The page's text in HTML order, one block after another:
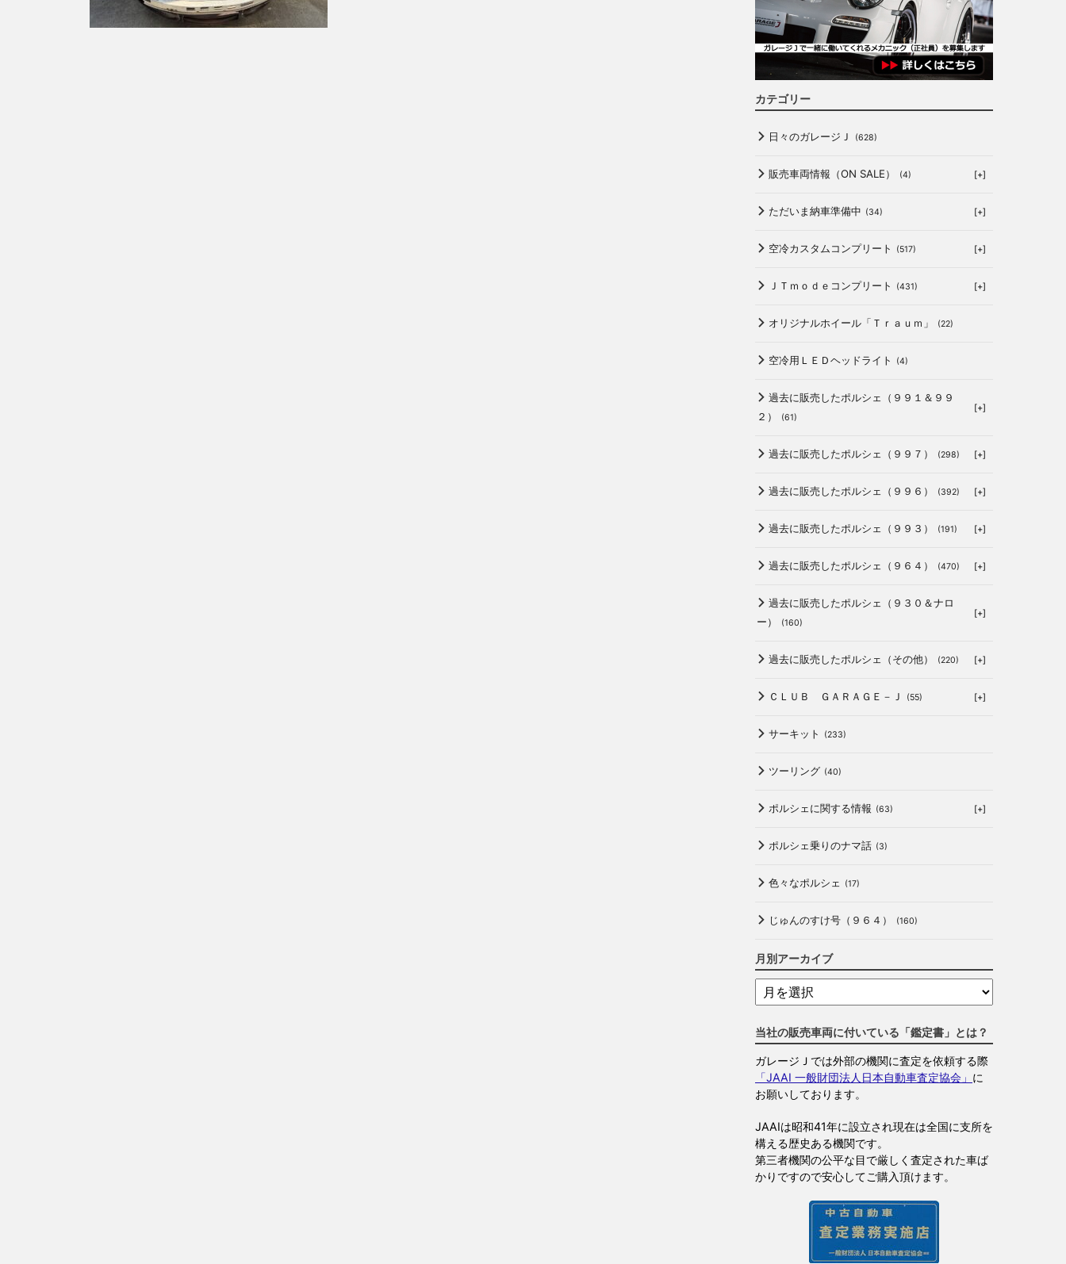
カテゴリー
日々のガレージＪ (628)
販売車両情報（ON SALE） (4) [+]
ただいま納車準備中 (34) [+]
空冷カスタムコンプリート (517) [+]
ＪＴｍｏｄｅコンプリート (431) [+]
オリジナルホイール「Ｔｒａｕｍ」 (22)
空冷用ＬＥＤヘッドライト (4)
過去に販売したポルシェ（９９１＆９９
２）
(61)
[+]
過去に販売したポルシェ（９９７） (298) [+]
過去に販売したポルシェ（９９６） (392) [+]
過去に販売したポルシェ（９９３） (191) [+]
過去に販売したポルシェ（９６４） (470) [+]
過去に販売したポルシェ（９３０＆ナロ
ー）
(160)
[+]
過去に販売したポルシェ（その他） (220) [+]
ＣＬＵＢ ＧＡＲＡＧＥ－Ｊ (55) [+]
サーキット (233)
ツーリング (40)
ポルシェに関する情報 (63) [+]
ポルシェ乗りのナマ話 (3)
色々なポルシェ (17)
じゅんのすけ号（９６４） (160)
月別アーカイブ
当社の販売車両に付いている「鑑定書」とは？
ガレージＪでは外部の機関に査定を依頼する際
「JAAI 一般財団法人日本自動車査定協会」 に
お願いしております。
JAAIは昭和41年に設立され現在は全国に支所を
構える歴史ある機関です。
第三者機関の公平な目で厳しく査定された車ば
かりですので安心してご購入頂けます。